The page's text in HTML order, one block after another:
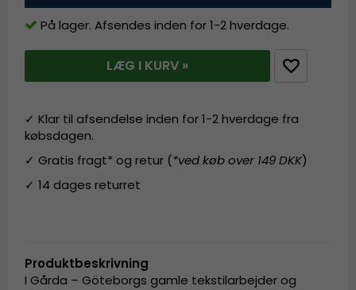
På lager. Afsendes inden for 1-2 hverdage.
LÆG I KURV »
✓ Klar til afsendelse inden for 1-2 hverdage fra
købsdagen.
✓ Gratis fragt* og retur (*ved køb over 149 DKK)
✓ 14 dages returret
Produktbeskrivning
I Gårda – Göteborgs gamle tekstilarbejder og